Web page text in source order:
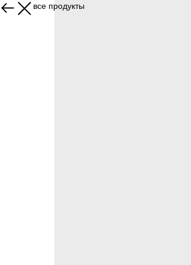
Увидеть все продукты